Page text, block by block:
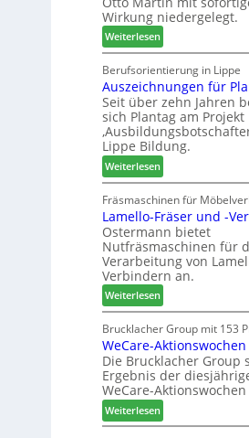
-
S
o
r
t
i
m
e
n
t
l
ä
d
t
z
u
m
T
r
e
f
f
e
i
n
Wirkung niedergelegt.
Weiterlesen:
M
a
r
t
i
n
:
N
e
u
e
r
G
e
s
c
h
ä
f
t
s
f
ü
h
Berufsorientierung in Lippe
Auszeichnungen für
Seit über zehn Jahren
sich Plantag am Projekt
Lippe Bildung.
Weiterlesen:
A
u
s
z
e
i
c
h
n
u
n
g
e
n
f
ü
Fräsmaschinen für
Lamello-Fräser und -
Ostermann bietet
Nutfräsmaschinen für
Verarbeitung von
Verbindern an.
Weiterlesen:
L
a
m
e
l
l
o
-
Brucklacher Group mit 153
WeCare-Aktionswochen
Die Brucklacher Group
Ergebnis der
WeCare-Aktionswochen
Weiterlesen:
W